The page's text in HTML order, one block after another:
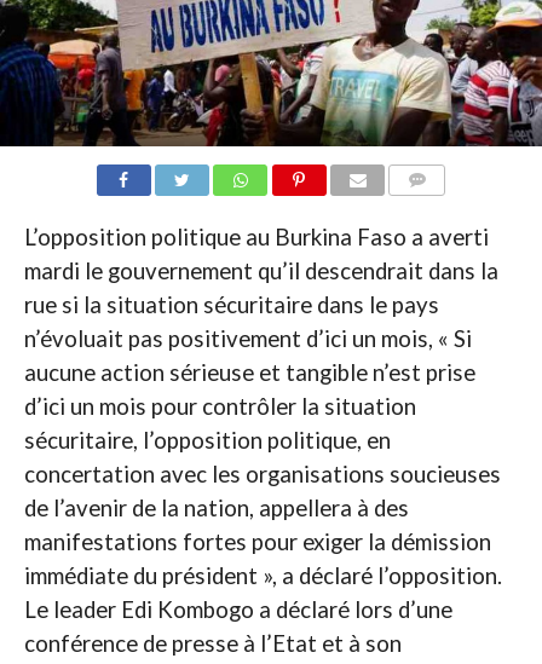
L’opposition politique au Burkina Faso a averti
mardi le gouvernement qu’il descendrait dans la
rue si la situation sécuritaire dans le pays
n’évoluait pas positivement d’ici un mois, « Si
aucune action sérieuse et tangible n’est prise
d’ici un mois pour contrôler la situation
sécuritaire, l’opposition politique, en
concertation avec les organisations soucieuses
de l’avenir de la nation, appellera à des
manifestations fortes pour exiger la démission
immédiate du président », a déclaré l’opposition.
Le leader Edi Kombogo a déclaré lors d’une
conférence de presse à l’Etat et à son